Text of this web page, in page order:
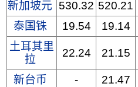
新加坡元
530.32 520.21
泰国铢
19.54 19.14
土耳其里
拉
22.24 21.15
新台币 - 21.47